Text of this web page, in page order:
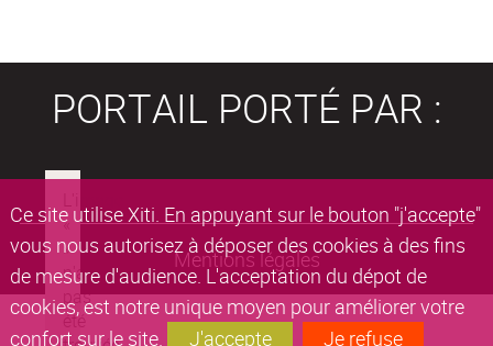
Ce site utilise Xiti. En appuyant sur le bouton "j'accepte"
vous nous autorisez à déposer des cookies à des fins
de mesure d'audience. L'acceptation du dépot de
cookies, est notre unique moyen pour améliorer votre
confort sur le site.
J'accepte Je refuse
PORTAIL PORTÉ PAR :
Mentions légales